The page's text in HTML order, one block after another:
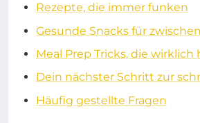
Rezepte, die immer funken
Gesunde Snacks für
Meal Prep Tricks, die wirklich
Dein nächster Schritt zur
Häufig gestellte Fragen